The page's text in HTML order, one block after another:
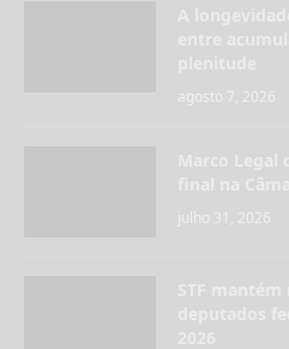
agosto 7, 2026
julho 31, 2026